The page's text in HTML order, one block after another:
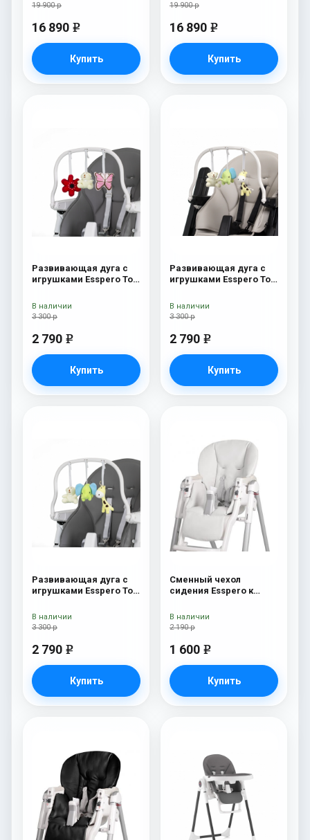
19 900 р
16 890 e
Купить
19 900 р
16 890 e
Купить
Развивающая дуга с
игрушками Esspero Toy
3 300 р
2 790 e
Купить
В наличии
Развивающая дуга с
игрушками Esspero Toy
Elephant
3 300 р
2 790 e
Купить
В наличии
Развивающая дуга с
игрушками Esspero Toy
3 300 р
2 790 e
Купить
В наличии
Сменный чехол
сидения Esspero к
кормления Peg-Perego
Diner White
2 190 р
1 600 e
Купить
В наличии